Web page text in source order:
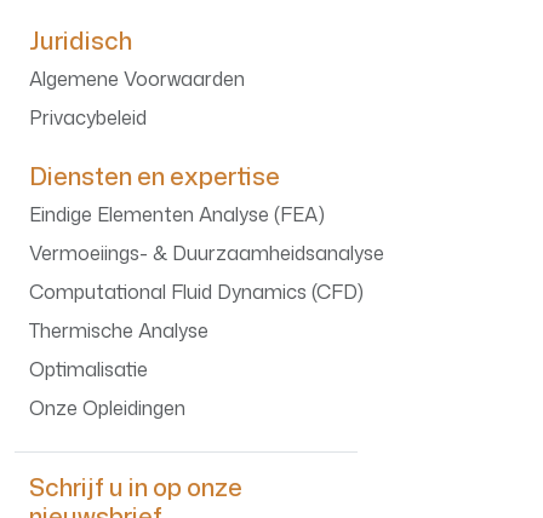
Juridisch
Algemene Voorwaarden
Privacybeleid
Diensten en expertise
Eindige Elementen Analyse (FEA)
Vermoeiings- & Duurzaamheidsanalyse
Computational Fluid Dynamics (CFD)
Thermische Analyse
Optimalisatie
Onze Opleidingen
Schrijf u in op onze